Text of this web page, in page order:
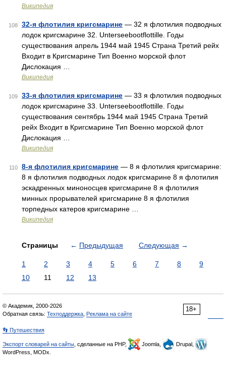
Википедия
108 32-я флотилия кригсмарине — 32 я флотилия подводных
лодок кригсмарине 32. Unterseebootflottille. Годы
существования апрель 1944 май 1945 Страна Третий рейх
Входит в Кригсмарине Тип Военно морской флот
Дислокация …
Википедия
109 33-я флотилия кригсмарине — 33 я флотилия подводных
лодок кригсмарине 33. Unterseebootflottille. Годы
существования сентябрь 1944 май 1945 Страна Третий
рейх Входит в Кригсмарине Тип Военно морской флот
Дислокация …
Википедия
110 8-я флотилия кригсмарине — 8 я флотилия кригсмарине:
8 я флотилия подводных лодок кригсмарине 8 я флотилия
эскадренных миноносцев кригсмарине 8 я флотилия
минных прорывателей кригсмарине 8 я флотилия
торпедных катеров кригсмарине …
Википедия
Страницы ← Предыдущая Следующая →
1 2 3 4 5 6 7 8
9
10
11 12 13
18+
© Академик, 2000-2026
Обратная связь: Техподдержка Реклама на сайте
👣 Путешествия
Экспорт словарей на сайты , сделанные на PHP, Joomla,
Drupal,
WordPress, MODx.